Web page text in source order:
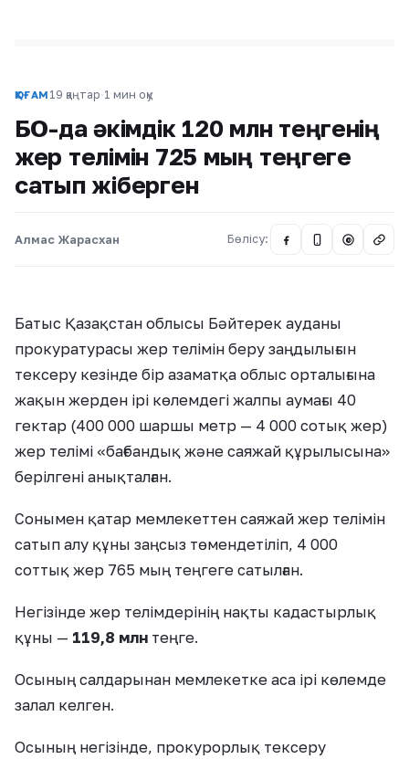
ҚОҒАМ 19 қаңтар·1 мин оқу
БҚО-да әкімдік 120 млн теңгенің
жер телімін 725 мың теңгеге
сатып жіберген
Алмас Жарасхан Бөлісу: @
Батыс Қазақстан облысы Бәйтерек ауданы
прокуратурасы жер телімін беру заңдылығын
тексеру кезінде бір азаматқа облыс орталығына
жақын жерден ірі көлемдегі жалпы аумағы 40
гектар (400 000 шаршы метр — 4 000 сотық жер)
жер телімі «бағбандық және саяжай құрылысына»
берілгені анықталған.
Сонымен қатар мемлекеттен саяжай жер телімін
сатып алу құны заңсыз төмендетіліп, 4 000
соттық жер 765 мың теңгеге сатылған.
Негізінде жер телімдерінің нақты кадастырлық
құны — 119,8 млн теңге.
Осының салдарынан мемлекетке аса ірі көлемде
залал келген.
Осының негізінде, прокурорлық тексеру